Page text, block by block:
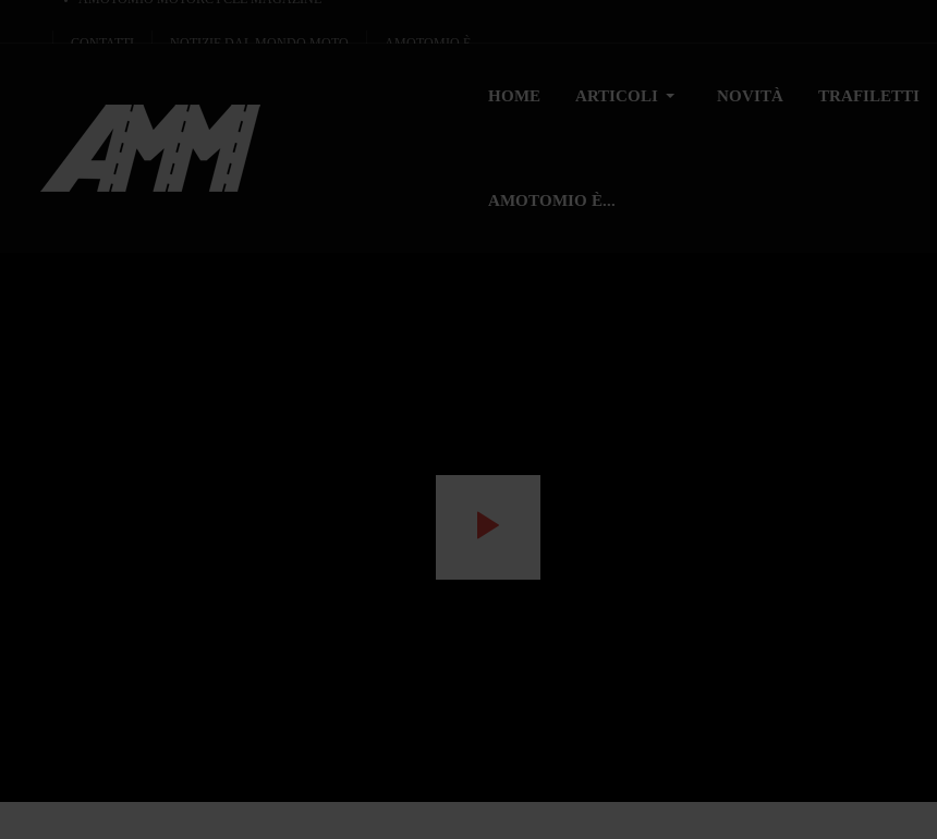
CONTATTI NOTIZIE DAL MONDO MOTO AMOTOMIO È...
HOME ARTICOLI NOVITÀ TRAFILETTI
AMOTOMIO È...
WATCH THE VIDEO